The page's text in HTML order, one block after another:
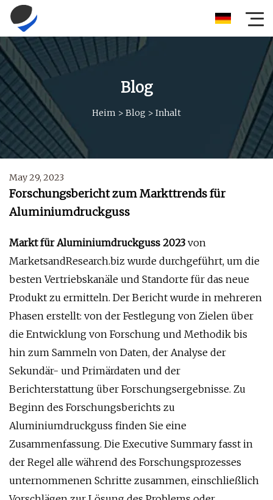
Blog
Heim > Blog > Inhalt
May 29, 2023
Forschungsbericht zum Markttrends für
Aluminiumdruckguss
Markt für Aluminiumdruckguss 2023 von
MarketsandResearch.biz wurde durchgeführt, um die
besten Vertriebskanäle und Standorte für das neue
Produkt zu ermitteln. Der Bericht wurde in mehreren
Phasen erstellt: von der Festlegung von Zielen über
die Entwicklung von Forschung und Methodik bis
hin zum Sammeln von Daten, der Analyse der
Sekundär- und Primärdaten und der
Berichterstattung über Forschungsergebnisse. Zu
Beginn des Forschungsberichts zu
Aluminiumdruckguss finden Sie eine
Zusammenfassung. Die Executive Summary fasst in
der Regel alle während des Forschungsprozesses
unternommenen Schritte zusammen, einschließlich